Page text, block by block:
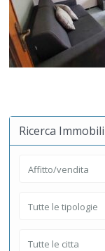
Ricerca Immobili
Affitto/vendita
Tutte le tipologie
Tutte le citta